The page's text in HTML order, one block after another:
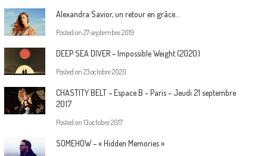
Alexandra Savior, un retour en grâce…
Posted on 27 septembre 2019
DEEP SEA DIVER – Impossible Weight (2020)
Posted on 23 octobre 2020
CHASTITY BELT – Espace B – Paris – Jeudi 21 septembre
2017
Posted on 13 octobre 2017
SOMEHOW – « Hidden Memories »